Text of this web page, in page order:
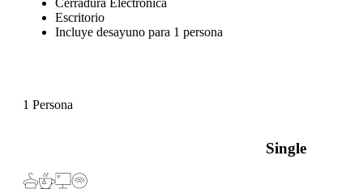
Escritorio
Incluye desayuno para 1 persona
1 Persona
Single